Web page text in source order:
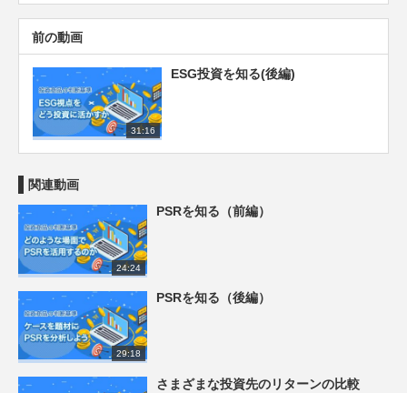
前の動画
31:16
ESG投資を知る(後編)
関連動画
24:24
PSRを知る（前編）
29:18
PSRを知る（後編）
さまざまな投資先のリターンの比較